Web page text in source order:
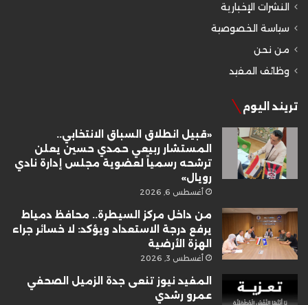
النشرات الإخبارية
سياسة الخصوصية
من نحن
وظائف المفيد
تريند اليوم
«قبيل انطلاق السباق الانتخابي..
المستشار ربيعي حمدي حسين يعلن
ترشحه رسمياً لعضوية مجلس إدارة نادي
رويال»
أغسطس 6, 2026
من داخل مركز السيطرة.. محافظ دمياط
يرفع درجة الاستعداد ويؤكد: لا خسائر جراء
الهزة الأرضية
أغسطس 3, 2026
المفيد نيوز تنعى جدة الزميل الصحفي
عمرو رشدي